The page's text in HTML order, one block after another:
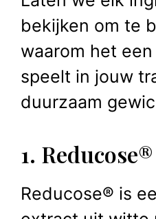
bekijken om te
waarom het
speelt in jouw
duurzaam
1. Reducose®
Reducose® is